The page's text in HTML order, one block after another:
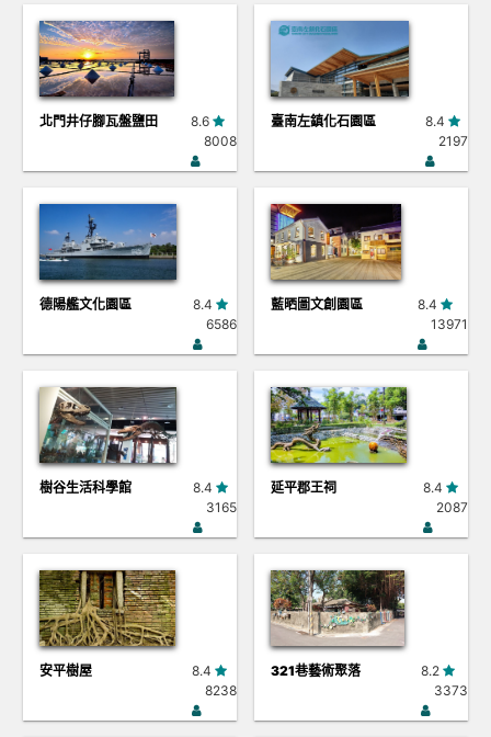
北門井仔腳瓦盤鹽田
8.6
8008
臺南左鎮化石園區
8.4
2197
德陽艦文化園區
8.4
6586
藍晒圖文創園區
8.4
13971
樹谷生活科學館
8.4
3165
延平郡王祠
8.4
2087
安平樹屋
8.4
8238
321巷藝術聚落
8.2
3373